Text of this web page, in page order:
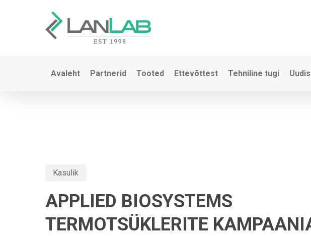
Avaleht Partnerid Tooted Ettevõttest Tehniline tugi
Kasulik
APPLIED BIOSYSTEMS
TERMOTSÜKLERITE